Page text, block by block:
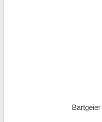
Bartgeier